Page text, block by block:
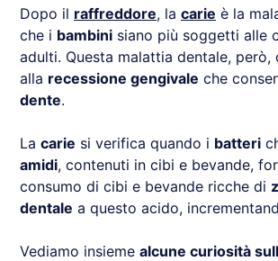
Dopo il raffreddore, la carie è la
che i bambini siano più soggetti alle
adulti. Questa malattia dentale, però,
alla recessione gengivale che
dente.
La carie si verifica quando i batteri
amidi, contenuti in cibi e bevande,
consumo di cibi e bevande ricche di
dentale a questo acido,
Vediamo insieme alcune curiosità